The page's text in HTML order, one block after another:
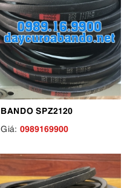
BANDO SPZ2120
Giá: 0989169900